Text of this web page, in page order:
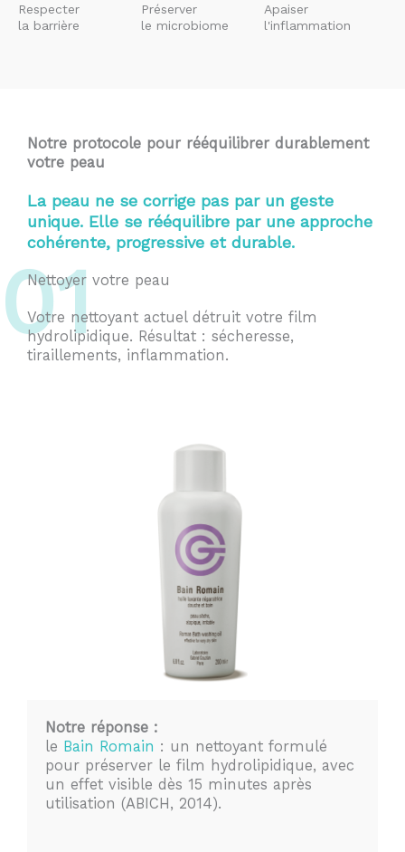
Respecter
la barrière
Préserver
le microbiome
Apaiser
l'inflammation
Notre protocole pour rééquilibrer durablement
votre peau
La peau ne se corrige pas par un geste
unique. Elle se rééquilibre par une approche
cohérente, progressive et durable.
01
Nettoyer votre peau
Votre nettoyant actuel détruit votre film
hydrolipidique. Résultat : sécheresse,
tiraillements, inflammation.
Notre réponse :
le Bain Romain : un nettoyant formulé
pour préserver le film hydrolipidique, avec
un effet visible dès 15 minutes après
utilisation (ABICH, 2014).